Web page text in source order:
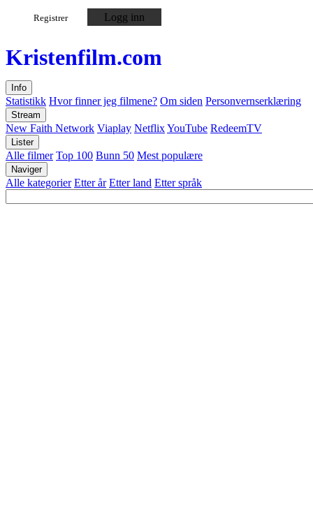
Registrer Logg inn
Kristenfilm.com
Info
Statistikk Hvor finner jeg filmene? Om siden Personvernserklæring
Stream
New Faith Network Viaplay NetflixYouTube RedeemTV
Lister
Alle filmer Top 100 Bunn 50 Mest populære
Naviger
Alle kategorier Etter år Etter land Etter språk